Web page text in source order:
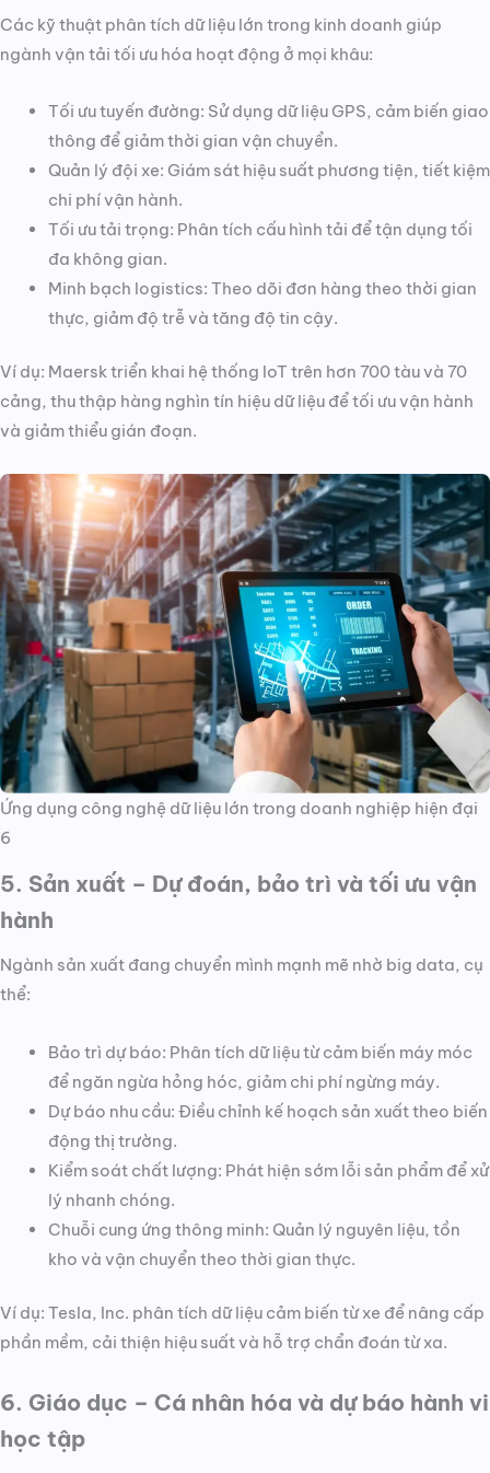
Các kỹ thuật phân tích dữ liệu lớn trong kinh doanh giúp
ngành vận tải tối ưu hóa hoạt động ở mọi khâu:
Tối ưu tuyến đường: Sử dụng dữ liệu GPS, cảm biến giao
thông để giảm thời gian vận chuyển.
Quản lý đội xe: Giám sát hiệu suất phương tiện, tiết kiệm
chi phí vận hành.
Tối ưu tải trọng: Phân tích cấu hình tải để tận dụng tối
đa không gian.
Minh bạch logistics: Theo dõi đơn hàng theo thời gian
thực, giảm độ trễ và tăng độ tin cậy.
Ví dụ: Maersk triển khai hệ thống IoT trên hơn 700 tàu và 70
cảng, thu thập hàng nghìn tín hiệu dữ liệu để tối ưu vận hành
và giảm thiểu gián đoạn.
Ứng dụng công nghệ dữ liệu lớn trong doanh nghiệp hiện đại
6
5. Sản xuất – Dự đoán, bảo trì và tối ưu vận
hành
Ngành sản xuất đang chuyển mình mạnh mẽ nhờ big data, cụ
thể:
Bảo trì dự báo: Phân tích dữ liệu từ cảm biến máy móc
để ngăn ngừa hỏng hóc, giảm chi phí ngừng máy.
Dự báo nhu cầu: Điều chỉnh kế hoạch sản xuất theo biến
động thị trường.
Kiểm soát chất lượng: Phát hiện sớm lỗi sản phẩm để xử
lý nhanh chóng.
Chuỗi cung ứng thông minh: Quản lý nguyên liệu, tồn
kho và vận chuyển theo thời gian thực.
Ví dụ: Tesla, Inc. phân tích dữ liệu cảm biến từ xe để nâng cấp
phần mềm, cải thiện hiệu suất và hỗ trợ chẩn đoán từ xa.
6. Giáo dục – Cá nhân hóa và dự báo hành vi
học tập